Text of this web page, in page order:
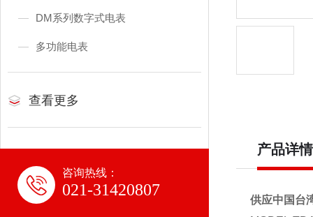
DM系列数字式电表
多功能电表
查看更多
咨询热线：
021-31420807
产品详情
供应中国台